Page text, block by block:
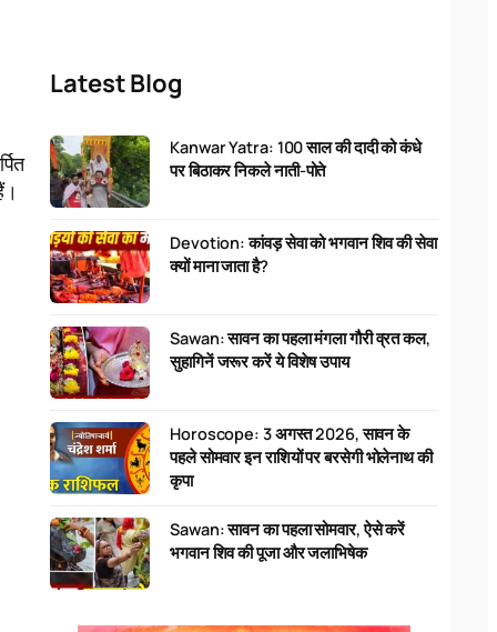
Latest Blog
Kanwar Yatra: 100 साल की दादी को कंधे
पर बिठाकर निकले नाती-पोते
Devotion: कांवड़ सेवा को भगवान शिव की सेवा
क्यों माना जाता है?
Sawan: सावन का पहला मंगला गौरी व्रत कल,
सुहागिनें जरूर करें ये विशेष उपाय
Horoscope: 3 अगस्त 2026, सावन के
पहले सोमवार इन राशियों पर बरसेगी भोलेनाथ की
कृपा
Sawan: सावन का पहला सोमवार, ऐसे करें
भगवान शिव की पूजा और जलाभिषेक